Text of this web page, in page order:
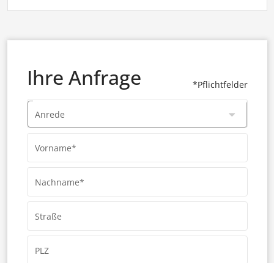
*Pflichtfelder
Ihre Anfrage
Anrede
Vorname*
Nachname*
Straße
PLZ